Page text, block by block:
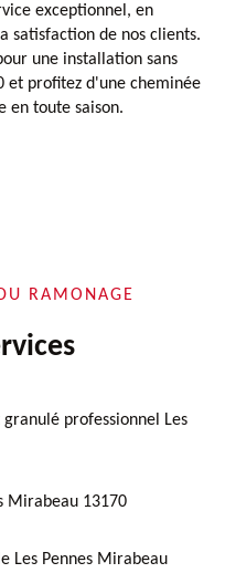
exceptionnel, en
satisfaction de nos clients.
une installation sans
et profitez d'une cheminée
en toute saison.
RAMONAGE
professionnel Les
Mirabeau 13170
Les Pennes Mirabeau